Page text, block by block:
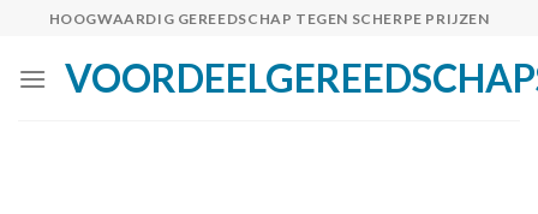
content
HOOGWAARDIG GEREEDSCHAP TEGEN SCHERPE PRIJZEN